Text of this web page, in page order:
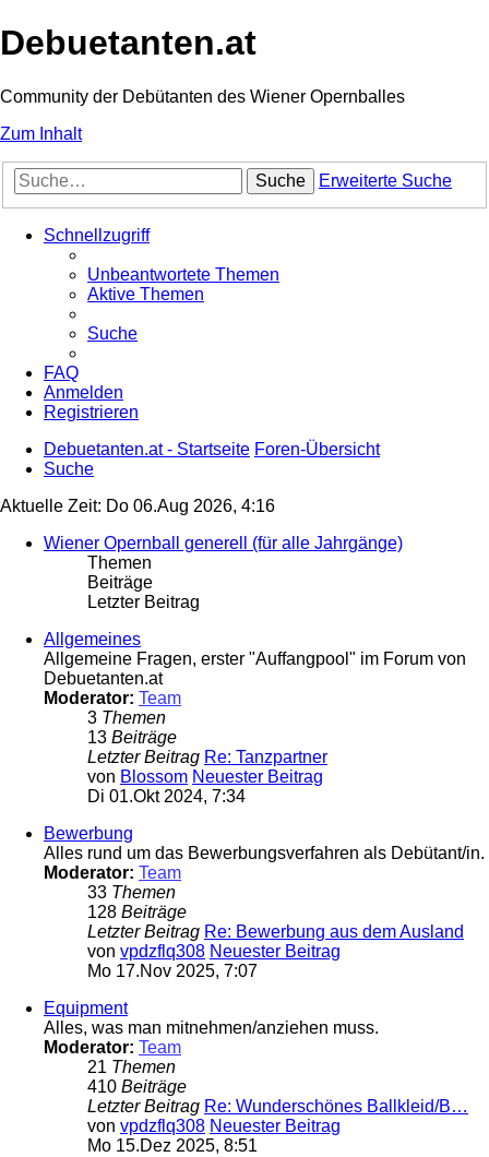
Debuetanten.at
Community der Debütanten des Wiener Opernballes
Zum Inhalt
Suche Erweiterte Suche
Schnellzugriff
Unbeantwortete Themen
Aktive Themen
Suche
FAQ
Anmelden
Registrieren
Debuetanten.at - Startseite Foren-Übersicht
Suche
Aktuelle Zeit: Do 06.Aug 2026, 4:16
Wiener Opernball generell (für alle Jahrgänge)
Themen
Beiträge
Letzter Beitrag
Allgemeines
Allgemeine Fragen, erster "Auffangpool" im Forum von
Debuetanten.at
Moderator: Team
3 Themen
13 Beiträge
Letzter Beitrag Re: Tanzpartner
von Blossom Neuester Beitrag
Di 01.Okt 2024, 7:34
Bewerbung
Alles rund um das Bewerbungsverfahren als Debütant/in.
Moderator: Team
33 Themen
128 Beiträge
Letzter Beitrag Re: Bewerbung aus dem Ausland
von vpdzflq308 Neuester Beitrag
Mo 17.Nov 2025, 7:07
Equipment
Alles, was man mitnehmen/anziehen muss.
Moderator: Team
21 Themen
410 Beiträge
Letzter Beitrag Re: Wunderschönes Ballkleid/B…
von vpdzflq308 Neuester Beitrag
Mo 15.Dez 2025, 8:51